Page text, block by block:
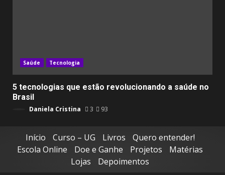
Saúde Tecnologia
5 tecnologias que estão revolucionando a saúde no
Brasil
Daniela Cristina 3 93
Início Curso – UG Livros
Quero entender!
Escola Online
Doe e Ganhe Projetos
Matérias
Lojas
Depoimentos